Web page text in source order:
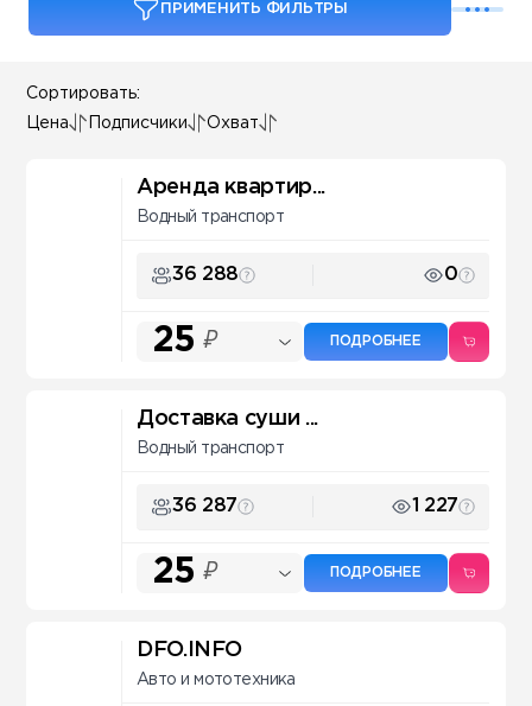
ПРИМЕНИТЬ ФИЛЬТРЫ
Сортировать:
Цена Подписчики Охват
Аренда квартир...
Водный транспорт
36 288 0
25 ₽ ПОДРОБНЕЕ
Доставка суши ...
Водный транспорт
36 287 1 227
25 ₽ ПОДРОБНЕЕ
DFO.INFO
Авто и мототехника